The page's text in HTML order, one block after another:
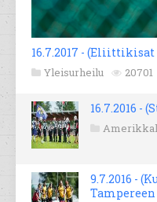
16.7.2017 -
Yleisurheilu 20701
16.7.2016 -
9.7.2016 -
Tampereen